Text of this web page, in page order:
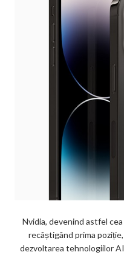
Nvidia, devenind astfel
recâștigând prima
dezvoltarea tehnologiilor